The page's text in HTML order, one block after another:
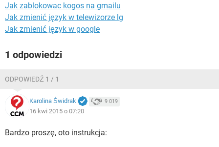
Jak zablokowac kogos na gmailu
Jak zmienić język w telewizorze lg
Jak zmienić język w google
1 odpowiedzi
ODPOWIEDŹ 1 / 1
Karolina Świdrak 9 019
16 kwi 2015 o 07:20
Bardzo proszę, oto instrukcja: